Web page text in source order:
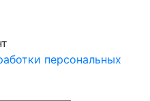
персональных